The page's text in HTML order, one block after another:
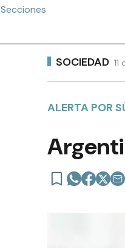
Secciones
SOCIEDAD
ALERTA POR